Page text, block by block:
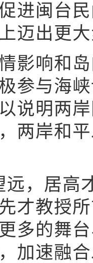
进闽台
迈出更
响和岛
参与海
说明两
两岸和
，居高
才教授
多的舞
加速融